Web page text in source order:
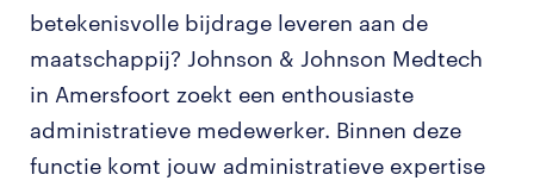
betekenisvolle bijdrage leveren aan de
maatschappij? Johnson & Johnson Medtech
in Amersfoort zoekt een enthousiaste
administratieve medewerker. Binnen deze
functie komt jouw administratieve expertise